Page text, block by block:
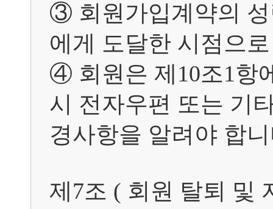
③ 회원가입계약의
에게 도달한 시점으
④ 회원은 제10조1항
시 전자우편 또는 기
경사항을 알려야 합
제7조 ( 회원 탈퇴 및